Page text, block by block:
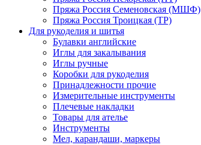
Пряжа Россия Семеновская (МШФ)
Пряжа Россия Троицкая (ТР)
Для рукоделия и шитья
Булавки английские
Иглы для закалывания
Иглы ручные
Коробки для рукоделия
Принадлежности прочие
Измерительные инструменты
Плечевые накладки
Товары для ателье
Инструменты
Мел, карандаши, маркеры